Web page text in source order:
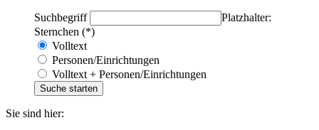
Suchbegriff
Platzhalter:
Sternchen (*)
Volltext
Personen/Einrichtungen
Volltext + Personen/Einrichtungen
Sie sind hier: